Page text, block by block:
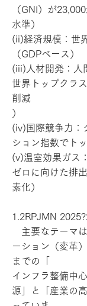
（GNI）が
水準）
(ii)経済規模：世
（GDPベース）
(iii)人材開発：人
世界トップクラ
削減
）
(iv)国際競争力：
ション指数でト
(v)温室効果ガス
ゼロに向けた排
素化）
1.2RPJMN
主要なテーマ
ーション（変革
までの「
インフラ整備中
源」と「産業の